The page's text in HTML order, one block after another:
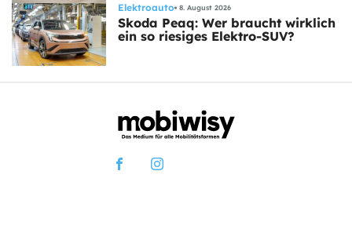
Elektroauto 8. August 2026
Skoda Peaq: Wer braucht wirklich
ein so riesiges Elektro-SUV?